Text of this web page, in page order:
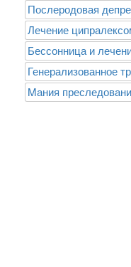
Послеродовая
Лечение
Бессонница и
Генерализованное
Mания